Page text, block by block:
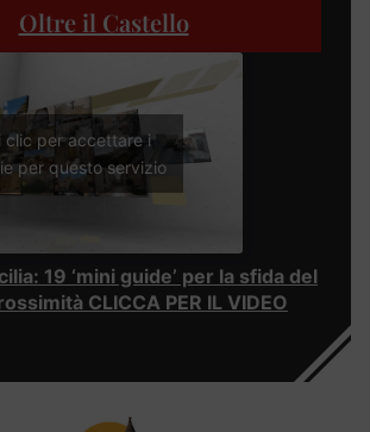
Oltre il Castello
clic per accettare i
per questo servizio
19 ‘mini guide’ per la sfida del
CLICCA PER IL VIDEO